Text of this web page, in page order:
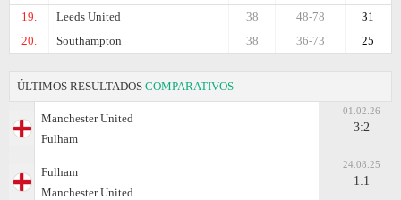
19.
Leeds United 31
48-78
38
20.
Southampton 25
36-73
38
ÚLTIMOS RESULTADOS COMPARATIVOS
Manchester United
Fulham
01.02.26
3:2
Fulham
Manchester United
24.08.25
1:1